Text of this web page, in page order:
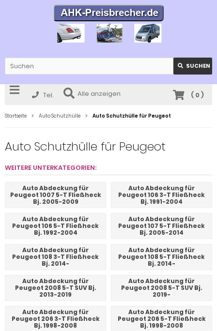
SUCHEN
Tel. Alle anzeigen ( 0)
Startseite Auto Schutzhülle Auto Schutzhülle für Peugeot
Auto Schutzhülle für Peugeot
WEITERE UNTERKATEGORIEN:
Auto Abdeckung für
Peugeot 1007 5-T Fließheck
Bj. 2005-2009
Auto Abdeckung für
Peugeot 106 3-T Fließheck
Bj. 1991-2004
Auto Abdeckung für
Peugeot 106 5-T Fließheck
Bj. 1992-2004
Auto Abdeckung für
Peugeot 107 5-T Fließheck
Bj. 2005-2014
Auto Abdeckung für
Peugeot 108 3-T Fließheck
Bj. 2014-
Auto Abdeckung für
Peugeot 108 5-T Fließheck
Bj. 2014-
Auto Abdeckung für
Peugeot 2008 5-T SUV Bj.
2013-2019
Auto Abdeckung für
Peugeot 2008 5-T SUV Bj.
2019-
Auto Abdeckung für
Peugeot 206 3-T Fließheck
Bj. 1998-2008
Auto Abdeckung für
Peugeot 206 5-T Fließheck
Bj. 1998-2008